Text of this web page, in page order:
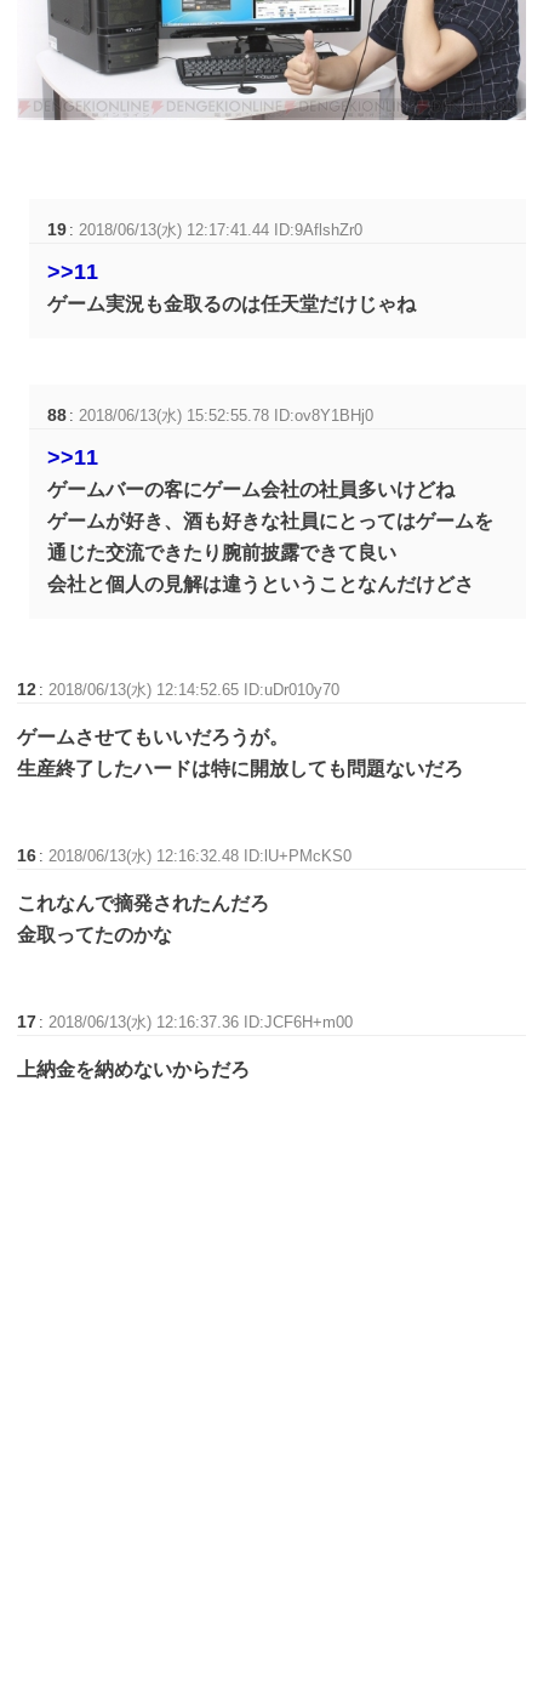
19 :2018/06/13(水) 12:17:41.44 ID:9AflshZr0
>>11
ゲーム実況も金取るのは任天堂だけじゃね
88 :2018/06/13(水) 15:52:55.78 ID:ov8Y1BHj0
>>11
ゲームバーの客にゲーム会社の社員多いけどね
ゲームが好き、酒も好きな社員にとってはゲームを
通じた交流できたり腕前披露できて良い
会社と個人の見解は違うということなんだけどさ
12 :2018/06/13(水) 12:14:52.65 ID:uDr010y70
ゲームさせてもいいだろうが。
生産終了したハードは特に開放しても問題ないだろ
16 :2018/06/13(水) 12:16:32.48 ID:lU+PMcKS0
これなんで摘発されたんだろ
金取ってたのかな
17 :2018/06/13(水) 12:16:37.36 ID:JCF6H+m00
上納金を納めないからだろ